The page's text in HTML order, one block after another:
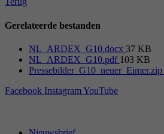
Gerelateerde bestanden
NL_ARDEX_G10.docx 37 KB
NL_ARDEX_G10.pdf 103 KB
Pressebilder_G10_neuer_Eimer.zip
Facebook InstagramYouTube